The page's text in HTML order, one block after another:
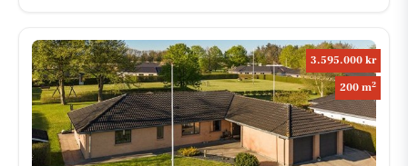
3.595.000 kr
200 m2